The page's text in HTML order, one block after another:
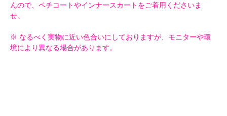
んので、ペチコートやインナースカートをご着用くださいま
せ。
※ なるべく実物に近い色合いにしておりますが、モニターや環
境により異なる場合があります。